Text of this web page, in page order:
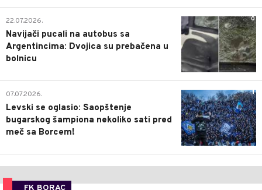
0
22.07.2026.
Navijači pucali na autobus sa
Argentincima: Dvojica su prebačena u
bolnicu
1
07.07.2026.
Levski se oglasio: Saopštenje
bugarskog šampiona nekoliko sati pred
meč sa Borcem!